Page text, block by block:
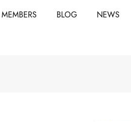
MEMBERS BLOG NEWS